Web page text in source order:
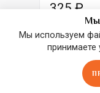
325 ₽
Мы
Мы используем
принимаете